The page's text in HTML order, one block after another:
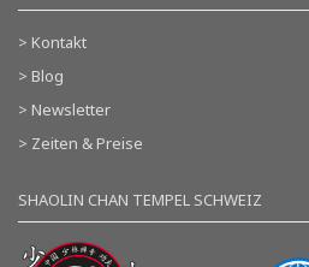
> Kontakt
> Blog
> Newsletter
> Zeiten & Preise
SHAOLIN CHAN TEMPEL SCHWEIZ